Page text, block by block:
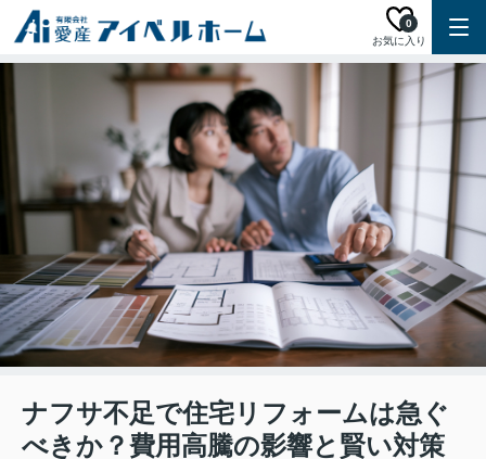
お気に入り
0
ナフサ不足で住宅リフォームは急ぐ
べきか？費用高騰の影響と賢い対策